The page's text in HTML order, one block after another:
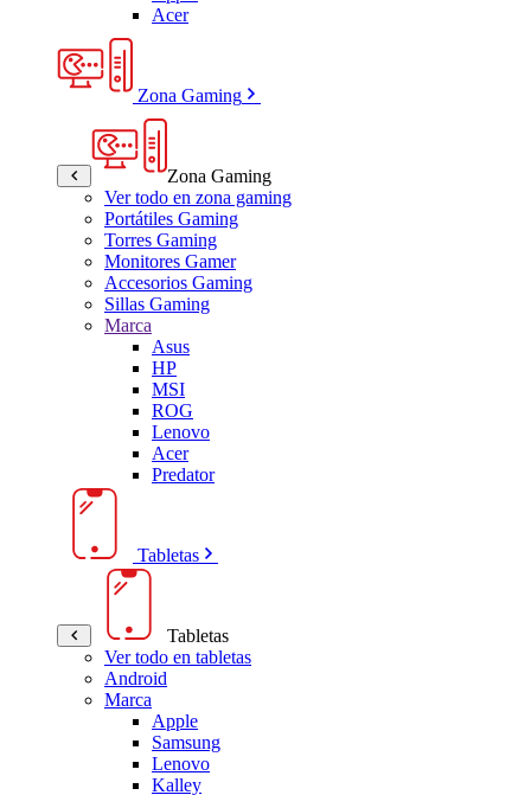
Acer
Zona Gaming
Zona Gaming
Ver todo en zona gaming
Portátiles Gaming
Torres Gaming
Monitores Gamer
Accesorios Gaming
Sillas Gaming
Marca
Asus
HP
MSI
ROG
Lenovo
Acer
Predator
Tabletas
Tabletas
Ver todo en tabletas
Android
Marca
Apple
Samsung
Lenovo
Kalley